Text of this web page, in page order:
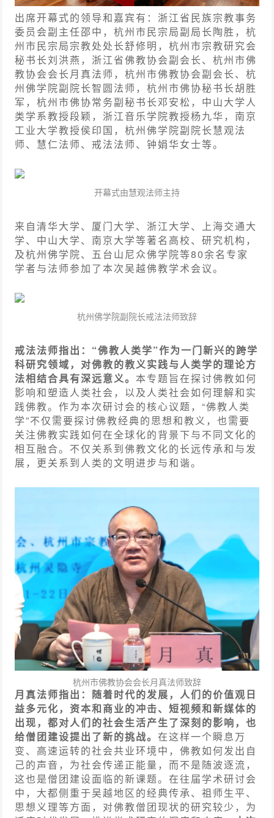
出席开幕式的领导和嘉宾有：浙江省民族宗教事务
委员会副主任邵中，杭州市民宗局副局长陶胜，杭
州市民宗局宗教处处长舒修明，杭州市宗教研究会
秘书长刘洪燕，浙江省佛教协会副会长、杭州市佛
教协会会长月真法师，杭州市佛教协会副会长、杭
州佛学院副院长智圆法师，杭州市佛协秘书长胡胜
军，杭州市佛协常务副秘书长邓安松，中山大学人
类学系教授段颖，浙江音乐学院教授杨九华，南京
工业大学教授侯印国，杭州佛学院副院长慧观法
师、慧仁法师、戒法法师、钟娟华女士等。
开幕式由慧观法师主持
来自清华大学、厦门大学、浙江大学、上海交通大
学、中山大学、南京大学等著名高校、研究机构，
及杭州佛学院、五台山尼众佛学院等80余名专家
学者与法师参加了本次吴越佛教学术会议。
杭州佛学院副院长戒法法师致辞
戒法法师指出：“佛教人类学”作为一门新兴的跨学
科研究领域，对佛教的教义实践与人类学的理论方
法相结合具有深远意义。本专题旨在探讨佛教如何
影响和塑造人类社会，以及人类社会如何理解和实
践佛教。作为本次研讨会的核心议题，“佛教人类
学”不仅需要探讨佛教经典的思想和教义，也需要
关注佛教实践如何在全球化的背景下与不同文化的
相互融合。不仅关系到佛教文化的长远传承和与发
展，更关系到人类的文明进步与和谐。
杭州市佛教协会会长月真法师致辞
月真法师指出：随着时代的发展，人们的价值观日
益多元化，资本和商业的冲击、短视频和新媒体的
出现，都对人们的社会生活产生了深刻的影响，也
给僧团建设提出了新的挑战。在这样一个瞬息万
变、高速运转的社会共业环境中，佛教如何发出自
己的声音，为社会传递正能量，而不是随波逐流，
这也是僧团建设面临的新课题。在往届学术研讨会
中，大都侧重于吴越地区的经典传承、祖师生平、
思想义理等方面，对佛教僧团现状的研究较少，为